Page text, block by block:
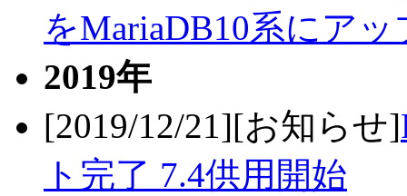
をMariaDB10系にア
2019年
[2019/12/21][お知らせ]
ト完了 7.4供用開始